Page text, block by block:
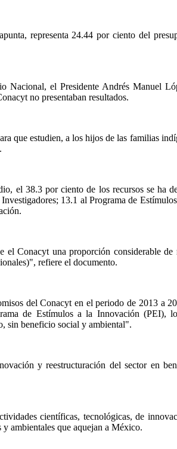
representa 24.44 por ciento del
Nacional, el Presidente Andrés Manuel
no presentaban resultados.
que estudien, a los hijos de las familias
el 38.3 por ciento de los recursos se ha
13.1 al Programa de
el Conacyt una proporción considerable de
refiere el documento.
del Conacyt en el periodo de 2013 a
de Estímulos a la Innovación (PEI),
sin beneficio social y ambiental".
y reestructuración del sector en
científicas, tecnológicas, de
ambientales que aquejan a México.